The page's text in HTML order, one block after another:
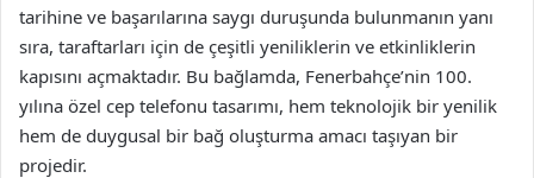
tarihine ve başarılarına saygı duruşunda bulunmanın yanı
sıra, taraftarları için de çeşitli yeniliklerin ve etkinliklerin
kapısını açmaktadır. Bu bağlamda, Fenerbahçe’nin 100.
yılına özel cep telefonu tasarımı, hem teknolojik bir yenilik
hem de duygusal bir bağ oluşturma amacı taşıyan bir
projedir.